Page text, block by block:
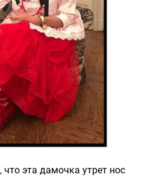
эта дамочка утрет нос